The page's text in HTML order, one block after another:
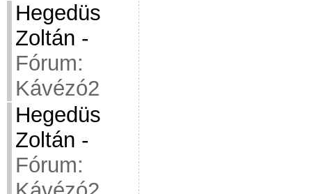
Hegedüs
Zoltán -
Fórum:
Kávézó2
Hegedüs
Zoltán -
Fórum: